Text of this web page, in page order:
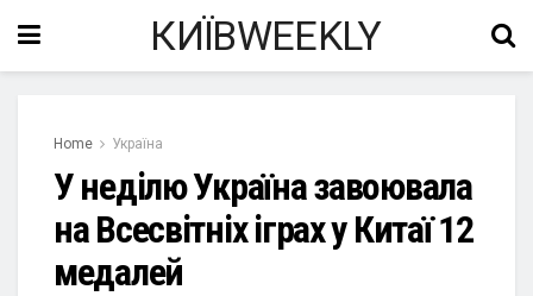
КИЇВWEEKLY
Home Україна
У неділю Україна завоювала
на Всесвітніх іграх у Китаї 12
медалей